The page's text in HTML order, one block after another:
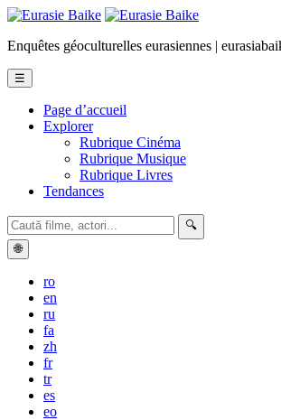
Enquêtes géoculturelles eurasiennes |
☰
Page d’accueil
Explorer
Rubrique Cinéma
Rubrique Musique
Rubrique Livres
Tendances
🔍
🌐
ro
en
ru
fa
zh
fr
tr
es
eo